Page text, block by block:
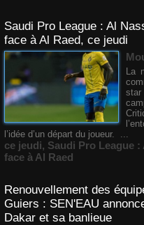
Saudi Pro League : Al
face à Al Raed, ce jeudi
La
l’idée d’un départ du joueur. ...
ce jeudi, Saudi Pro League
face à Al Raed
Renouvellement des
Guiers : SEN'EAU
Dakar et sa banlieue